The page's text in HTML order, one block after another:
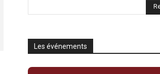
Les événements